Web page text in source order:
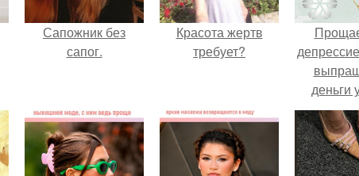
Сапожник без
сапог.
Красота жертв
требует?
деньги